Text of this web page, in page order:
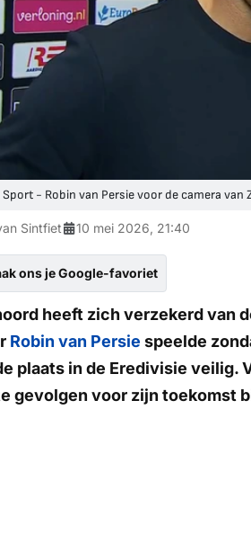
- Robin van Persie voor de camera van
Sintfiet 10 mei 2026, 21:40
ons je Google-favoriet
heeft zich verzekerd van
Robin van Persie speelde
plaats in de Eredivisie veilig.
gevolgen voor zijn toekomst